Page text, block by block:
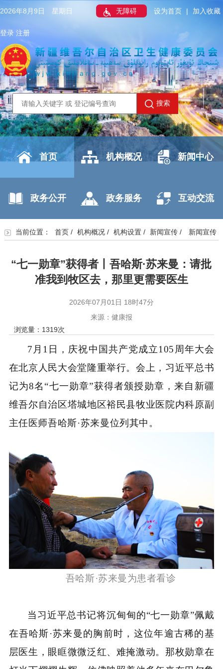
2026年8月9日 星期日 无障碍 设为首页 | 加入收藏
登录 注册
搜索
首页 机构概况 新闻中心
政务公开 政务服务 互动交流
当前位置： 首页/ 机构概况/ 机构设置/ 新闻宣传/ 新闻宣传
“七一勋章”获得者丨吾哈斯·苏来曼：请批
准我到牧区去，那里更需要医生
2026年07月01日 18时47分
来源：健康报
浏览量： 1319次
7月1日，庆祝中国共产党成立105周年大会
在北京人民大会堂隆重举行。会上，习近平总书
记为8名“七一勋章”获得者颁授勋章，来自新疆
维吾尔自治区塔城地区裕民县牧业医院内科原副
主任医师吾哈斯·苏来曼位列其中。
吾哈斯·苏来曼为患者看诊
当习近平总书记将沉甸甸的“七一勋章”佩戴
在吾哈斯·苏来曼的胸前时，这位年逾古稀的基
层医生，眼眶微微泛红、难掩激动。那枚勋章在